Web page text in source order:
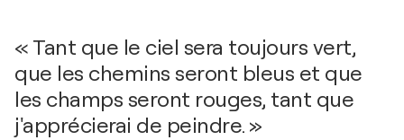
« Tant que le ciel sera toujours vert,
que les chemins seront bleus et que
les champs seront rouges, tant que
j'apprécierai de peindre. »